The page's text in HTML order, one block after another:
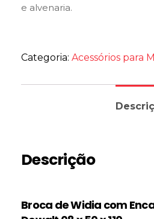
e alvenaria.
Categoria: Acessórios para
Descrição
Broca de Widia com